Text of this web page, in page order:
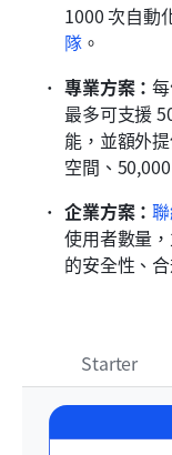
1000 次自動
隊。
專業方案：
最多可支援
能，並額外
空間、
企業方案：
使用者數量
的安全性、
Starter